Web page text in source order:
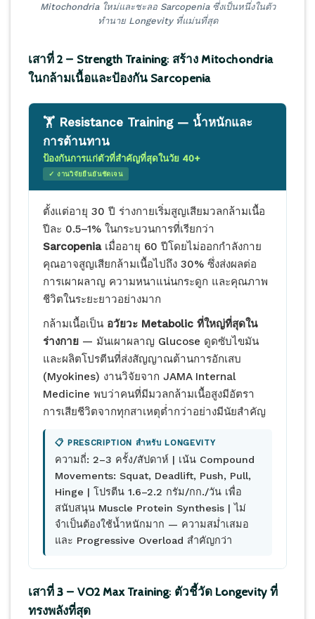
Mitochondria ใหม่และชะลอ Sarcopenia ซึ่งเป็นหนึ่งในตัว
ทำนาย Longevity ที่แม่นที่สุด
เสาที่ 2 — Strength Training: สร้าง Mitochondria
ในกล้ามเนื้อและป้องกัน Sarcopenia
🏋️ Resistance Training — น้ำหนักและ
การต้านทาน
ป้องกันการแก่ตัวที่สำคัญที่สุดในวัย 40+
✓ งานวิจัยยืนยันชัดเจน
ตั้งแต่อายุ 30 ปี ร่างกายเริ่มสูญเสียมวลกล้ามเนื้อ
ปีละ 0.5–1% ในกระบวนการที่เรียกว่า
Sarcopeniaเมื่ออายุ 60 ปีโดยไม่ออกกำลังกาย
คุณอาจสูญเสียกล้ามเนื้อไปถึง 30% ซึ่งส่งผลต่อ
การเผาผลาญ ความหนาแน่นกระดูก และคุณภาพ
ชีวิตในระยะยาวอย่างมาก
กล้ามเนื้อเป็น อวัยวะ Metabolic ที่ใหญ่ที่สุดใน
ร่างกาย — มันเผาผลาญ Glucose ดูดซับไขมัน
และผลิตโปรตีนที่ส่งสัญญาณต้านการอักเสบ
(Myokines) งานวิจัยจาก JAMA Internal
Medicine พบว่าคนที่มีมวลกล้ามเนื้อสูงมีอัตรา
การเสียชีวิตจากทุกสาเหตุต่ำกว่าอย่างมีนัยสำคัญ
📋 PRESCRIPTION สำหรับ LONGEVITY
ความถี่: 2–3 ครั้ง/สัปดาห์ | เน้น Compound
Movements: Squat, Deadlift, Push, Pull,
Hinge | โปรตีน 1.6–2.2 กรัม/กก./วัน เพื่อ
สนับสนุน Muscle Protein Synthesis | ไม่
จำเป็นต้องใช้น้ำหนักมาก — ความสม่ำเสมอ
และ Progressive Overload สำคัญกว่า
เสาที่ 3 — VO2 Max Training: ตัวชี้วัด Longevity ที่
ทรงพลังที่สุด